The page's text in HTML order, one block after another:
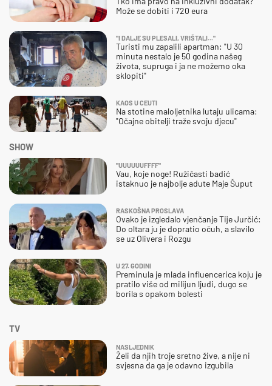
Može se dobiti i 720 eura
"I DALJE SU PLESALI, VRIŠTALI..."
Turisti mu zapalili apartman: "U 30
minuta nestalo je 50 godina našeg
života, supruga i ja ne možemo oka
sklopiti"
KAOS U CEUTI
Na stotine maloljetnika lutaju ulicama:
"Očajne obitelji traže svoju djecu"
SHOW
"UUUUUUFFFF"
Vau, koje noge! Ružičasti badić
istaknuo je najbolje adute Maje Šuput
RASKOŠNA PROSLAVA
Ovako je izgledalo vjenčanje Tije Jurčić:
Do oltara ju je dopratio očuh, a slavilo
se uz Olivera i Rozgu
U 27. GODINI
Preminula je mlada influencerica koju je
pratilo više od milijun ljudi, dugo se
borila s opakom bolesti
TV
NASLJEDNIK
Želi da njih troje sretno žive, a nije ni
svjesna da ga je odavno izgubila